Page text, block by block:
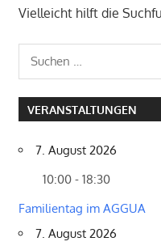
Vielleicht hilft die
Suchen
nach:
VERANSTALTUNGEN
7. August 2026
10:00 - 18:30
Familientag im AGGUA
7. August 2026